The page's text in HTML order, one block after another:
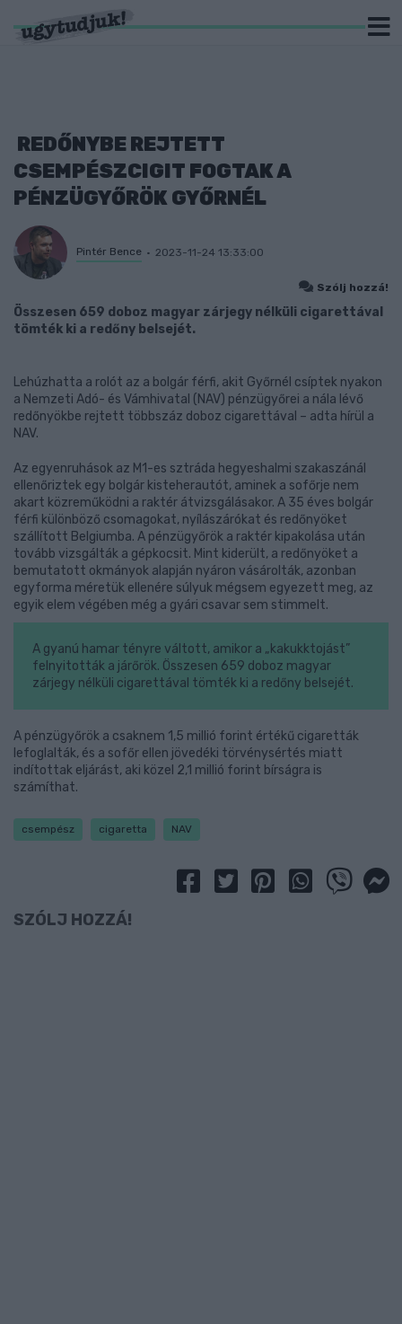
REDŐNYBE REJTETT
CSEMPÉSZCIGIT FOGTAK A
PÉNZÜGYŐRÖK GYŐRNÉL
Pintér Bence 2023-11-24 13:33:00
Szólj hozzá!
Összesen 659 doboz magyar zárjegy nélküli cigarettával
tömték ki a redőny belsejét.
Lehúzhatta a rolót az a bolgár férfi, akit Győrnél csíptek nyakon
a Nemzeti Adó- és Vámhivatal (NAV) pénzügyőrei a nála lévő
redőnyökbe rejtett többszáz doboz cigarettával – adta hírül a
NAV.
Az egyenruhások az M1-es sztráda hegyeshalmi szakaszánál
ellenőriztek egy bolgár kisteherautót, aminek a sofőrje nem
akart közreműködni a raktér átvizsgálásakor. A 35 éves bolgár
férfi különböző csomagokat, nyílászárókat és redőnyöket
szállított Belgiumba. A pénzügyőrök a raktér kipakolása után
tovább vizsgálták a gépkocsit. Mint kiderült, a redőnyöket a
bemutatott okmányok alapján nyáron vásárolták, azonban
egyforma méretük ellenére súlyuk mégsem egyezett meg, az
egyik elem végében még a gyári csavar sem stimmelt.
A gyanú hamar tényre váltott, amikor a „kakukktojást”
felnyitották a járőrök. Összesen 659 doboz magyar
zárjegy nélküli cigarettával tömték ki a redőny belsejét.
A pénzügyőrök a csaknem 1,5 millió forint értékű cigaretták
lefoglalták, és a sofőr ellen jövedéki törvénysértés miatt
indítottak eljárást, aki közel 2,1 millió forint bírságra is
számíthat.
csempész cigaretta NAV
SZÓLJ HOZZÁ!